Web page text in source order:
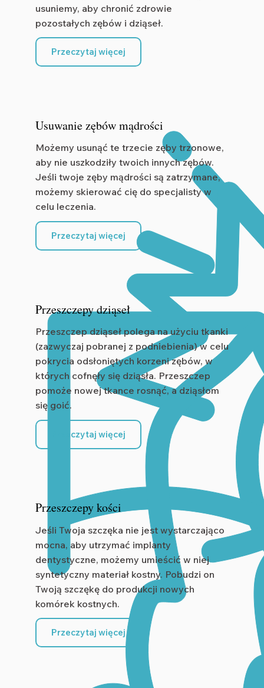
usuniemy, aby chronić zdrowie
pozostałych zębów i dziąseł.
Przeczytaj więcej
Usuwanie zębów mądrości
Możemy usunąć te trzecie zęby trzonowe,
aby nie uszkodziły twoich innych zębów.
Jeśli twoje zęby mądrości są zatrzymane,
możemy skierować cię do specjalisty w
celu leczenia.
Przeczytaj więcej
Przeszczepy dziąseł
Przeszczep dziąseł polega na użyciu tkanki
(zazwyczaj pobranej z podniebienia) w celu
pokrycia odsłoniętych korzeni zębów, w
których cofnęły się dziąsła. Przeszczep
pomoże nowej tkance rosnąć, a dziąsłom
się goić.
Przeczytaj więcej
Przeszczepy kości
Jeśli Twoja szczęka nie jest wystarczająco
mocna, aby utrzymać implanty
dentystyczne, możemy umieścić w niej
syntetyczny materiał kostny. Pobudzi on
Twoją szczękę do produkcji nowych
komórek kostnych.
Przeczytaj więcej